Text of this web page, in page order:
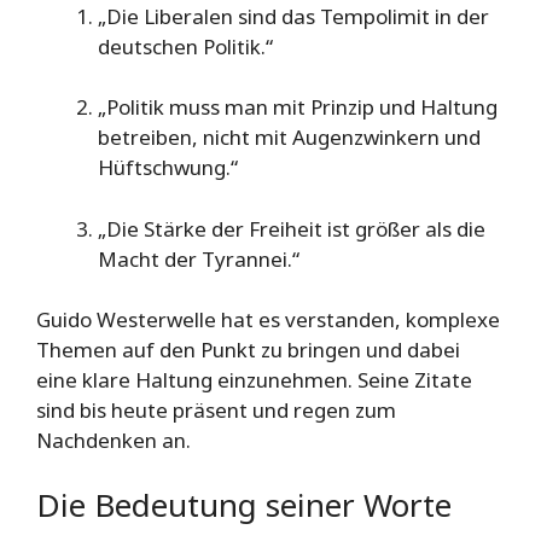
„Die Liberalen sind das Tempolimit in der
deutschen Politik.“
„Politik muss man mit Prinzip und Haltung
betreiben, nicht mit Augenzwinkern und
Hüftschwung.“
„Die Stärke der Freiheit ist größer als die
Macht der Tyrannei.“
Guido Westerwelle hat es verstanden, komplexe
Themen auf den Punkt zu bringen und dabei
eine klare Haltung einzunehmen. Seine Zitate
sind bis heute präsent und regen zum
Nachdenken an.
Die Bedeutung seiner Worte